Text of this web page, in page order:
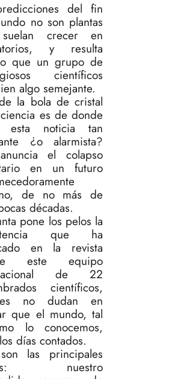
del fin
no son plantas
crecer en
y resulta
que un grupo de
científicos
algo semejante.
la bola de cristal
es de donde
esta noticia tan
¿o alarmista?
el colapso
en un futuro
de no más de
décadas.
pone los pelos la
que ha
en la revista
este equipo
de 22
científicos,
no dudan en
que el mundo, tal
lo conocemos,
días contados.
las principales
nuestro